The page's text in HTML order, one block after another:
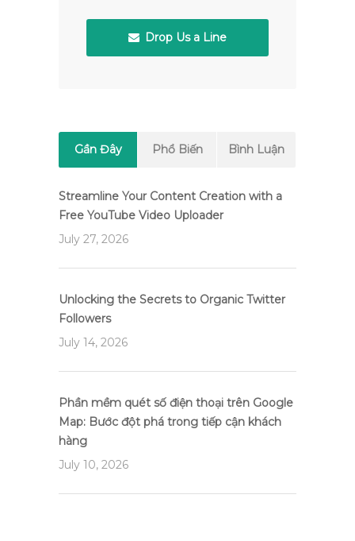
Drop Us a Line
Gần Đây Phổ Biến Bình Luận
Streamline Your Content Creation with a
Free YouTube Video Uploader
July 27, 2026
Unlocking the Secrets to Organic Twitter
Followers
July 14, 2026
Phần mềm quét số điện thoại trên Google
Map: Bước đột phá trong tiếp cận khách
hàng
July 10, 2026